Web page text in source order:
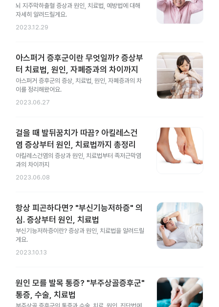
뇌 지주막하출혈 증상과 원인, 치료법, 예방법에 대해
자세히 알려드릴게요.
2023.12.29
아스퍼거 증후군이란 무엇일까? 증상부
터 치료법, 원인, 자폐증과의 차이까지
아스퍼거 증후군의 증상, 치료법, 원인, 자폐증과의 차
이를 정리해왔어요.
2023.06.27
걸을 때 발뒤꿈치가 따끔? 아킬레스건
염 증상부터 원인, 치료법까지 총정리
아킬레스건염의 증상과 원인, 치료법부터 족저근막염
과의 차이까지
2023.06.08
항상 피곤하다면? "부신기능저하증" 의
심. 증상부터 원인, 치료법
부신기능저하증이란? 증상과 원인, 치료법을 알려드릴
게요.
2023.10.13
원인 모를 발목 통증? "부주상골증후군"
통증, 수술, 치료법